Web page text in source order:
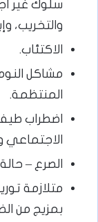
سلوك غير
والتخريب،
الاكتئاب.
مشاكل
المنتظمة.
الاجتماعي
الصرع –
متلازمة
بمزيج من